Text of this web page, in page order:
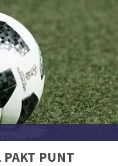
PAKT PUNT